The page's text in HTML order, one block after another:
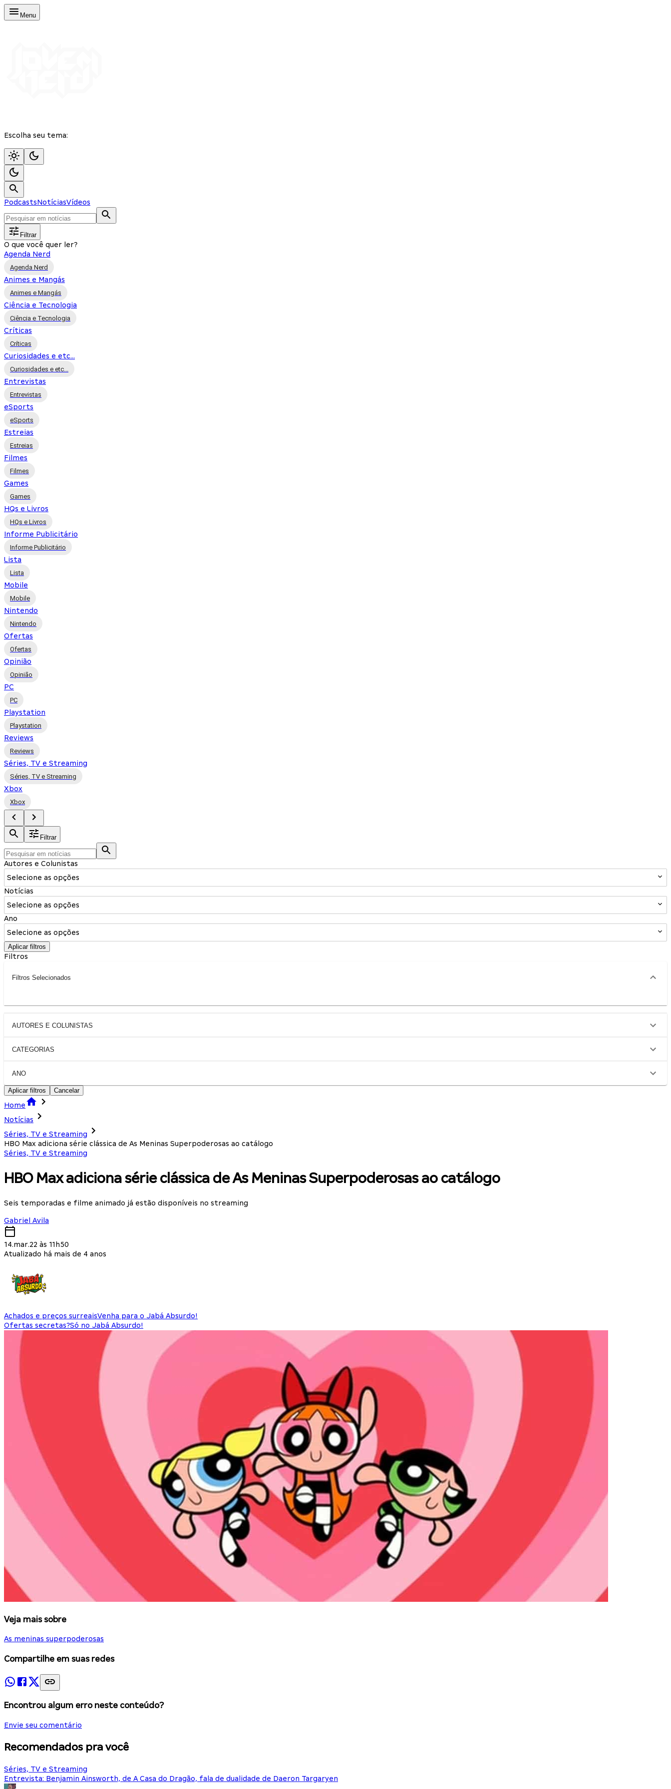
Menu
Escolha seu tema:
PodcastsNotíciasVídeos
Filtrar
O que você quer ler?
Agenda Nerd
Agenda Nerd
Animes e Mangás
Animes e Mangás
Ciência e Tecnologia
Ciência e Tecnologia
Críticas
Críticas
Curiosidades e etc...
Curiosidades e etc...
Entrevistas
Entrevistas
eSports
eSports
Estreias
Estreias
Filmes
Filmes
Games
Games
HQs e Livros
HQs e Livros
Informe Publicitário
Informe Publicitário
Lista
Lista
Mobile
Mobile
Nintendo
Nintendo
Ofertas
Ofertas
Opinião
Opinião
PC
PC
Playstation
Playstation
Reviews
Reviews
Séries, TV e Streaming
Séries, TV e Streaming
Xbox
Xbox
Filtrar
Autores e Colunistas
Selecione as opções
Notícias
Selecione as opções
Ano
Selecione as opções
Aplicar filtros
Filtros
Filtros Selecionados
AUTORES E COLUNISTAS
CATEGORIAS
ANO
Aplicar filtros Cancelar
Home
Notícias
Séries, TV e Streaming
HBO Max adiciona série clássica de As Meninas Superpoderosas ao catálogo
Séries, TV e Streaming
HBO Max adiciona série clássica de As Meninas Superpoderosas ao catálogo
Seis temporadas e filme animado já estão disponíveis no streaming
Gabriel Avila
14.mar.22 às 11h50
Atualizado há mais de 4 anos
Achados e preços surreaisVenha para o Jabá Absurdo!
Ofertas secretas?Só no Jabá Absurdo!
Veja mais sobre
As meninas superpoderosas
Compartilhe em suas redes
Encontrou algum erro neste conteúdo?
Envie seu comentário
Recomendados pra você
Séries, TV e Streaming
Entrevista: Benjamin Ainsworth, de A Casa do Dragão, fala de dualidade de Daeron Targaryen